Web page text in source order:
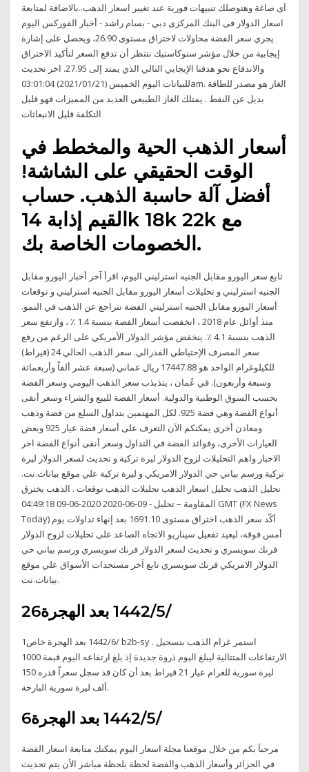
آى صاغة وهتوصلك تنبيهات فورية عند تغيير اسعار الدهب..بالاضافة لمتابعة
اسعار الدولار فى البنك المركزى دبي - بسام راشد - أخبار الفوركس اليوم
يجري سعر الفضة محاولات لاختراق مستوى 26.90، ويحصل على إشارة
إيجابية من خلال مؤشر ستوكاستيك ننتظر أن تدفع السعر لتأكيد الاختراق
والاندفاع نحو هدفنا الإيجابي التالي الذي يمتد إلى 27.95. اخر تحديث
للبيانات اليوم الخميس (2021/01/21) 03:01:04am. الغاز هو مصدر للطاقة
بديل عن النفط . يمتلك الغاز الطبيعي العديد من المميزات فهو قليل
التكلفة قليل الانبعاثات
أسعار الذهب الحية والمخطط في
الوقت الحقيقي على الشاشة!
أفضل آلة حاسبة الذهب. حساب
القيم إذابة 14k 18k 22k مع
الخصومات الخاصة بك.
تابع سعر اليورو مقابل الجنيه استرليني اليوم، اقرأ آخر أخبار اليورو مقابل
الجنيه استرليني و تحليلات أسعار اليورو مقابل الجنيه استرليني و توقعات
أسعار اليورو مقابل الجنيه استرليني الفضة تتراجع عن الذهب في النمو.
منذ أوائل عام 2018 ، انخفضت أسعار الفضة بنسبة 1.4 ٪ ، وارتفع سعر
الذهب بنسبة 4.1 ٪. ينخفض مؤشر الدولار الأمريكي على الرغم من رفع
سعر المصرف الإحتياطي الفدرالي. سعر الذهب الحالي 24 (قيراط)
للكيلوغرام الواحد هو 17447.88 ريال عماني (سبعة عشر ألفاً وأربعمائة
وسبعة وأربعون). في عُمان ، يتذبذب سعر الذهب اليومي وسعر الفضة
بحسب السوق الوطنية والدولية. أسعار الفضة للبيع والشراء وسعر أنقى
أنواع الفضة وهي فضة 925. لكل المهتمين بتداول السلع من فضة وذهب
ومعادن أخرى يمكنكم الآن التعرف على أسعار فضة عيار 925 وبعض
العيارات الأخرى، وفوائد الفضة في التداول وسعر أنقى أنواع الفضة اخر
الاخبار واهم التحليلات لزوج الدولار ليرة تركية و تحديث لسعر الدولار ليرة
تركية ورسم بياني حي الدولار الامريكي و ليرة تركية علي موقع بيانات.نت.
تحليل الذهب تحليل اسعار الذهب تحليلات الذهب توقعات . الذهب يخترق
المقاومة – تحليل - 09-06-2020 2020-06-09 04:49:18 GMT (FX News
Today) أكّد سعر الذهب اختراق مستوى 1691.10 بعد إنهاء تداولات يوم
أمس فوقه، ليعيد تفعيل سيناريو الاتجاه الصاعد على تحليلات لزوج الدولار
فرنك سويسري و تحديث لسعر الدولار فرنك سويسري ورسم بياني حي
الدولار الامريكي فرنك سويسري تابع آخر مستجدات الأسواق علي موقع
بيانات.نت.
26‏‏/5‏‏/1442 بعد الهجرة
1‏‏/6‏‏/1442 بعد الهجرة خاص b2b-sy . استمر غرام الذهب بتسجيل
الارتفاعات المتتالية ليبلغ اليوم ذروة جديدة إذ بلغ ارتفاعه اليوم قيمة 1000
ليرة سورية للغرام عيار 21 قيراط بعد أن كان قد سجل سعراً قدره 150
ألف ليرة سورية البارحة.
6‏‏/5‏‏/1442 بعد الهجرة
مرحبآ بكم من خلال موقعنا مجلة اسعار اليوم يمكنك متابعة اسعار الفضة
في الجزائر وأسعار الذهب والفضة لحظة بلحظة مباشر الأن يتم تحديث